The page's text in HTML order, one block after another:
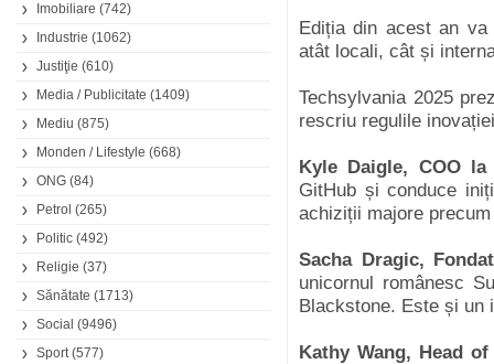
Imobiliare (742)
Industrie (1062)
Justiţie (610)
Media / Publicitate (1409)
Mediu (875)
Monden / Lifestyle (668)
ONG (84)
Petrol (265)
Politic (492)
Religie (37)
Sănătate (1713)
Social (9496)
Sport(577)
Ediția din acest an
atât locali, cât și
Techsylvania 2025
rescriu regulile
Kyle Daigle, COO la
GitHub și conduce
achiziții majore
Sacha Dragic,
unicornul românesc
Blackstone. Este și un
Kathy Wang, Head